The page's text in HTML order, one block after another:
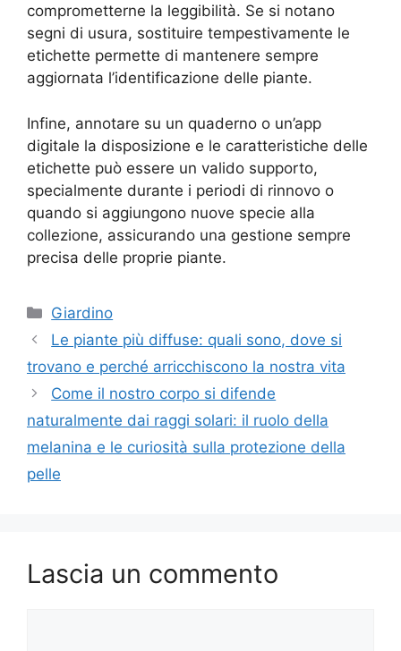
comprometterne la leggibilità. Se si notano
segni di usura, sostituire tempestivamente le
etichette permette di mantenere sempre
aggiornata l’identificazione delle piante.
Infine, annotare su un quaderno o un’app
digitale la disposizione e le caratteristiche delle
etichette può essere un valido supporto,
specialmente durante i periodi di rinnovo o
quando si aggiungono nuove specie alla
collezione, assicurando una gestione sempre
precisa delle proprie piante.
Categorie
Giardino
Le piante più diffuse: quali sono, dove si
trovano e perché arricchiscono la nostra vita
Come il nostro corpo si difende
naturalmente dai raggi solari: il ruolo della
melanina e le curiosità sulla protezione della
pelle
Lascia un commento